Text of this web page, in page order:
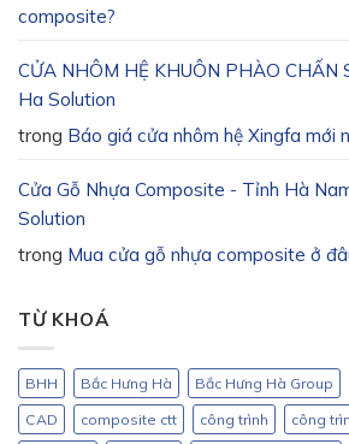
composite?
CỬA NHÔM HỆ KHUÔN PHÀO CHẤN
Ha Solution
trong Báo giá cửa nhôm hệ Xingfa mới
Cửa Gỗ Nhựa Composite - Tỉnh Hà
Solution
trong Mua cửa gỗ nhựa composite ở
TỪ KHOÁ
BHH Bắc Hưng Hà Bắc Hưng Hà Group
CAD
composite ctt công trình công